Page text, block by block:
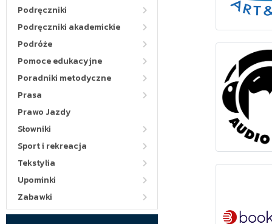
Podręczniki
Podręczniki akademickie
Podróże
Pomoce edukacyjne
Poradniki metodyczne
Prasa
Prawo Jazdy
Słowniki
Sport i rekreacja
Tekstylia
Upominki
Zabawki